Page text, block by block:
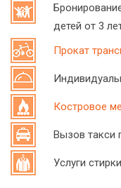
детей от 3
Прокат
Костровое
Вызов такси
Услуги